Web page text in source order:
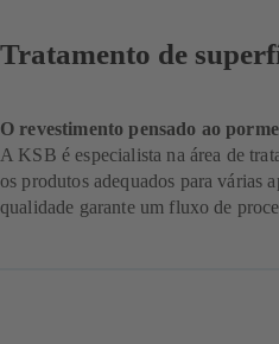
Tratamento de
O revestimento pensado ao
A KSB é especialista na área de
os produtos adequados para várias
qualidade garante um fluxo de